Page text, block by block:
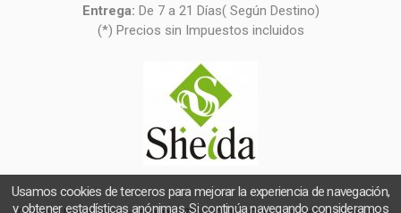
Entrega: De 7 a 21 Días( Según Destino)
(*) Precios sin Impuestos incluidos
Usamos cookies de terceros para mejorar la experiencia de navegación,
y obtener estadísticas anónimas. Si continúa navegando consideramos